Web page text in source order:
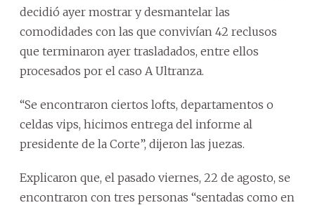
decidió ayer mostrar y desmantelar las
comodidades con las que convivían 42 reclusos
que terminaron ayer trasladados, entre ellos
procesados por el caso A Ultranza.
“Se encontraron ciertos lofts, departamentos o
celdas vips, hicimos entrega del informe al
presidente de la Corte”, dijeron las juezas.
Explicaron que, el pasado viernes, 22 de agosto, se
encontraron con tres personas “sentadas como en